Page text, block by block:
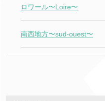
ロワール〜Loire〜
南西地方〜sud-ouest〜